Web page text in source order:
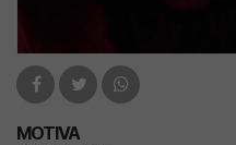
MOTIVA